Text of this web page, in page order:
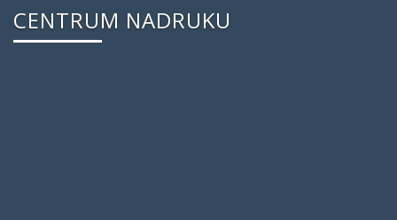
CENTRUM NADRUKU